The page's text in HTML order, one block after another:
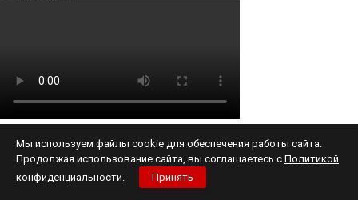
953
3 года назад
Мы используем файлы cookie для обеспечения работы сайта.
Продолжая использование сайта, вы соглашаетесь с Политикой
конфиденциальности. Принять